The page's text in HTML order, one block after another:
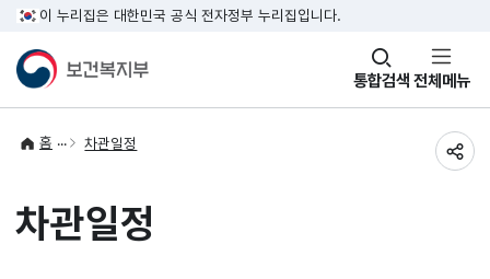
이 누리집은 대한민국 공식 전자정부 누리집입니다.
통합검색
창
열기 전체메뉴
홈 차관일정
차관일정